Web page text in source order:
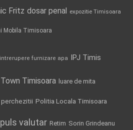
Fritz dosar penal expozitie Timisoara
Mobila Timisoara
intrerupere furnizare apa IPJ Timis
Timisoara luare de mita
perchezitii Politia Locala Timisoara
puls valutar Retim Sorin Grindeanu